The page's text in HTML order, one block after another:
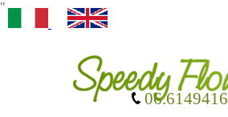
"
06.6149416